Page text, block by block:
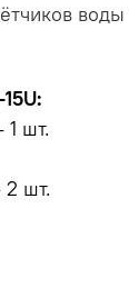
воды
1 шт.
2 шт.